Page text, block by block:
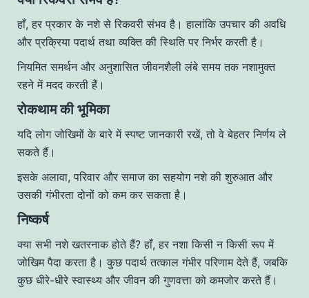
हाँ, हर प्रकार के नशे से रिकवरी संभव है। हालांकि उपचार की अवधि
और प्रक्रिया पदार्थ तथा व्यक्ति की स्थिति पर निर्भर करती है।
नियमित समर्थन और अनुशासित जीवनशैली लंबे समय तक नशामुक्त
रहने में मदद करती हैं।
रोकथाम की भूमिका
यदि लोग जोखिमों के बारे में स्पष्ट जानकारी रखें, तो वे बेहतर निर्णय ले
सकते हैं।
इसके अलावा, परिवार और समाज का सहयोग नशे की शुरुआत और
उसकी गंभीरता दोनों को कम कर सकता है।
निष्कर्ष
क्या सभी नशे खतरनाक होते हैं? हाँ, हर नशा किसी न किसी रूप में
जोखिम पैदा करता है। कुछ पदार्थ तत्काल गंभीर परिणाम देते हैं, जबकि
कुछ धीरे-धीरे स्वास्थ्य और जीवन की गुणवत्ता को कमजोर करते हैं।